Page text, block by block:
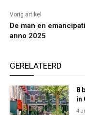
Vorig artikel
De man en
anno 2025
GERELATEERD
8
in
4